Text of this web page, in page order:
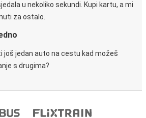
u nekoliko sekundi. Kupi kartu, a mi
za ostalo.
još jedan auto na cestu kad možeš
s drugima?